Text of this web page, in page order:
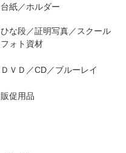
台紙／ホルダー
ひな段／証明写真／スクール
フォト資材
ＤＶＤ／CD／ブルーレイ
販促用品